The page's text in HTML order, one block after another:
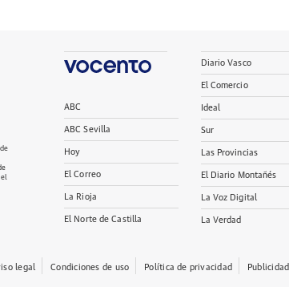
el
ABC
ABC Sevilla
Hoy
El Correo
La Rioja
El Norte de Castilla
Diario Vasco
El Comercio
Ideal
Sur
Las Provincias
El Diario Montañés
La Voz Digital
La Verdad
legal Condiciones de uso Política de privacidad Publicidad